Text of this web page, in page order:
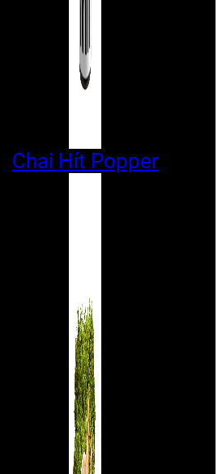
Chai Hít Popper